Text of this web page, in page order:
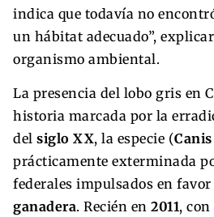
indica que todavía no
un hábitat adecuado”,
organismo ambiental.
La presencia del lobo gris en
historia marcada por la
del siglo XX, la especie (
prácticamente exterminada
federales impulsados en favor
ganadera. Recién en 2011,